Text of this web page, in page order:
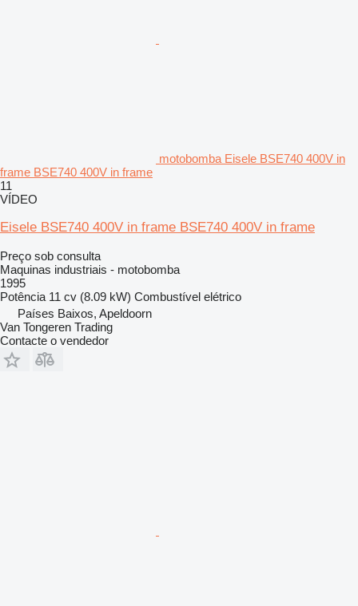
motobomba Eisele BSE740 400V in
frame BSE740 400V in frame
11
VÍDEO
Eisele BSE740 400V in frame BSE740 400V in frame
Preço sob consulta
Maquinas industriais - motobomba
1995
Potência 11 cv (8.09 kW) Combustível elétrico
Países Baixos, Apeldoorn
Van Tongeren Trading
Contacte o vendedor